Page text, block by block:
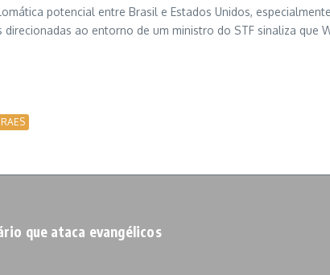
potencial entre Brasil e Estados Unidos,
direcionadas ao entorno de um ministro do STF sinaliza
que ataca evangélicos